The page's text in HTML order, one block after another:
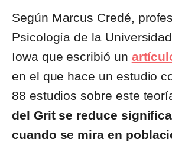
Según Marcus Credé,
Psicología de la
Iowa que escribió un
en el que hace un estudio
88 estudios sobre este
del Grit se reduce
cuando se mira en